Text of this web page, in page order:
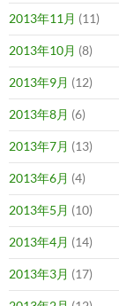
2013年11月 (11)
2013年10月 (8)
2013年9月 (12)
2013年8月 (6)
2013年7月 (13)
2013年6月 (4)
2013年5月 (10)
2013年4月 (14)
2013年3月 (17)